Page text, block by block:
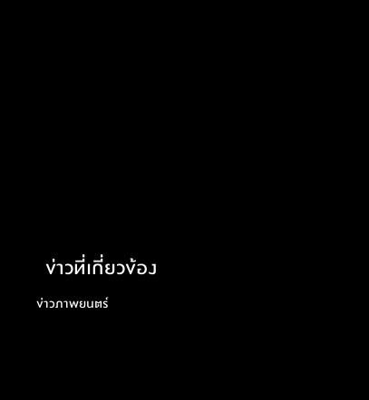
ข่าวที่เกี่ยวข้อง
ข่าวภาพยนตร์